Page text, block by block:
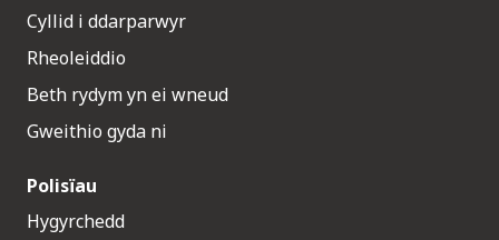
Cyllid i ddarparwyr
Rheoleiddio
Beth rydym yn ei wneud
Gweithio gyda ni
Polisïau
Hygyrchedd